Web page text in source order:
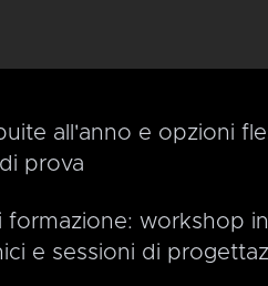
all'anno e opzioni
prova
workshop
e sessioni di